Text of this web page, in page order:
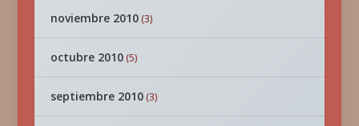
noviembre 2010(3)
octubre 2010(5)
septiembre 2010(3)